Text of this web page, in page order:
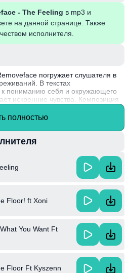
- The Feeling в mp3 и
на данной странице. Также
исполнителя.
погружает слушателя в
В текстах
к пониманию себя и окружающего
искренние чувства. Композиция
мелодии и глубокие
задумчивости и поиска.
её актуальной для молодого
экспериментальным подходом к
в рамках своего дебютного
отзывы критиков и
полностью
Floor! ft Xoni
You Want Ft
Floor Ft Kyszenn